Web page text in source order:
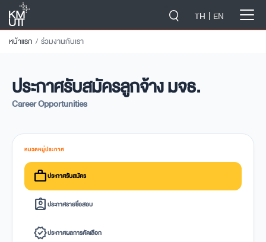
TH EN
หน้าแรก ร่วมงานกับเรา
ประกาศรับสมัครลูกจ้าง มจธ.
Career Opportunities
หมวดหมู่ประกาศ
workประกาศรับสมัคร
assignment_indประกาศรายชื่อสอบ
verifiedประกาศผลการคัดเลือก